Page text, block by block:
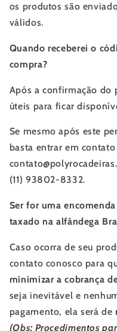
os produtos são
válidos.
Quando receberei o
compra?
Após a confirmação do
úteis para ficar
Se mesmo após este
basta entrar em
(11) 93802-8332.
Ser for uma
taxado na alfândega
Caso ocorra de seu
contato conosco para
minimizar a cobrança
seja inevitável e
pagamento, ela será de
(Obs: Procedimentos